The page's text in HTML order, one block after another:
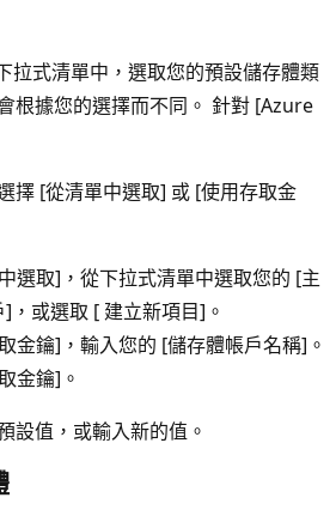
拉式清單中，選取您的預設儲存體類
根據您的選擇而不同。 針對 [Azure
擇 [從清單中選取] 或 [使用存取金
選取] ，從下拉式清單中選取您的 [主
] ，或選取 [ 建立新項目] 。
金鑰] ，輸入您的 [儲存體帳戶名稱] 。
金鑰] 。
設值，或輸入新的值。